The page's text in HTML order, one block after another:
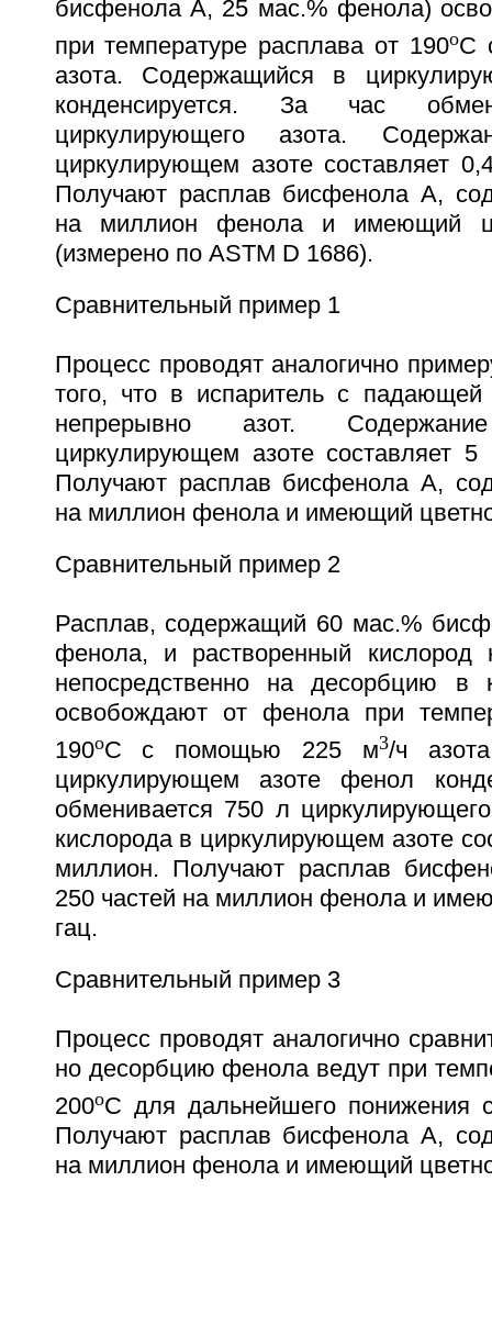
бисфенола А, 25 мас.% фенола)
при температуре расплава от 190oС
азота. Содержащийся в
конденсируется. За час
циркулирующего азота.
циркулирующем азоте составляет
Получают расплав бисфенола А,
на миллион фенола и имеющий
(измерено по ASTM D 1686).
Сравнительный пример 1
Процесс проводят аналогично
того, что в испаритель с
непрерывно азот.
циркулирующем азоте составляет
Получают расплав бисфенола А,
на миллион фенола и имеющий
Сравнительный пример 2
Расплав, содержащий 60 мас.%
фенола, и растворенный кислород
непосредственно на десорбцию в
освобождают от фенола при
190oС с помощью 225 м3/ч
циркулирующем азоте фенол
обменивается 750 л
кислорода в циркулирующем азоте
миллион. Получают расплав
250 частей на миллион фенола и
гац.
Сравнительный пример 3
Процесс проводят аналогично
но десорбцию фенола ведут при
200oС для дальнейшего понижения
Получают расплав бисфенола А,
на миллион фенола и имеющий